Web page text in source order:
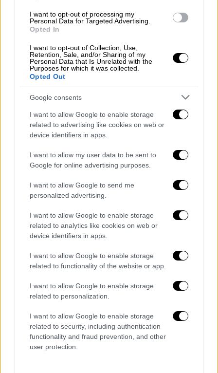
I want to opt-out of processing my
Personal Data for Targeted Advertising.
Opted In
I want to opt-out of Collection, Use,
Retention, Sale, and/or Sharing of my
Personal Data that Is Unrelated with the
Purposes for which it was collected.
Opted Out
Google consents
I want to allow Google to enable storage
related to advertising like cookies on web or
device identifiers in apps.
I want to allow my user data to be sent to
Google for online advertising purposes.
I want to allow Google to send me
personalized advertising.
I want to allow Google to enable storage
related to analytics like cookies on web or
device identifiers in apps.
I want to allow Google to enable storage
related to functionality of the website or app.
I want to allow Google to enable storage
related to personalization.
I want to allow Google to enable storage
related to security, including authentication
functionality and fraud prevention, and other
user protection.
Πολιτική|28.10.2020 19:43
Εγκρίθηκε από το ΚΥΣΕΑ η προμήθεια 32
νέων τορπιλών για το Πολεμικό Ναυτικό
δόθηκε την προηγούμενη εβδομάδα, ενώ οι
νέες τορπίλες αναμένονται στα μέσα του
Πολιτική 02.09.2020 20:42